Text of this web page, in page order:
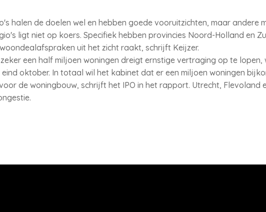
halen de doelen wel en hebben goede vooruitzichten, maar andere
ligt niet op koers. Specifiek hebben provincies Noord-Holland en
uit het zicht raakt, schrijft Keijzer.
een half miljoen woningen dreigt ernstige vertraging op te lopen,
eind oktober. In totaal wil het kabinet dat er een miljoen woningen
de woningbouw, schrijft het IPO in het rapport. Utrecht, Flevoland